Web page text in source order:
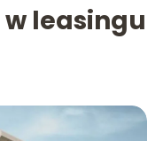
leasingu